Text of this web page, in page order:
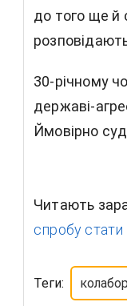
до того ще й
30-річному
державі-
Ймовірно
Читають
спробу стати
Теги: